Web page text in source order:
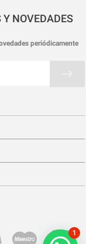
Y NOVEDADES
periódicamente
1